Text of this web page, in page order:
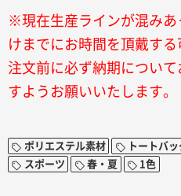
※現在生産ラインが混みあ
けまでにお時間を頂戴す
注文前に必ず納期につい
すようお願いいたします。
ポリエステル素材 トートバ
スポーツ
春・夏 1色